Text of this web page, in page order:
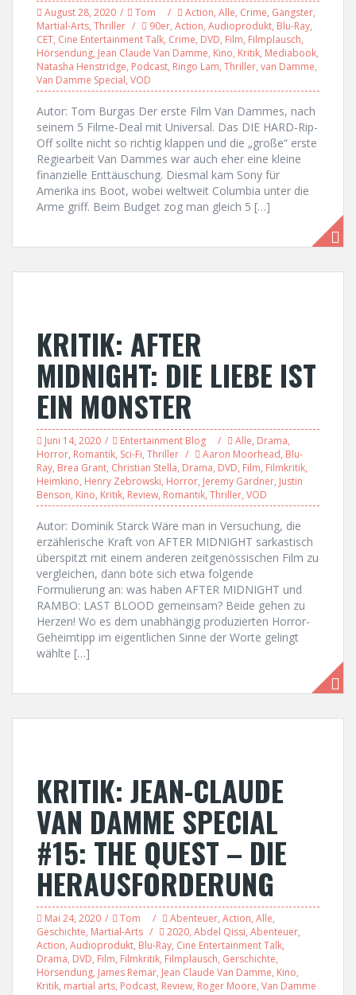
August 28, 2020 Tom Action, Alle, Crime, Gangster,
Martial-Arts, Thriller 90er, Action, Audioprodukt, Blu-Ray,
CET, Cine Entertainment Talk, Crime, DVD, Film, Filmplausch,
Hörsendung, Jean Claude Van Damme, Kino, Kritik, Mediabook,
Natasha Henstridge, Podcast, Ringo Lam, Thriller, van Damme,
Van Damme Special, VOD
Autor: Tom Burgas Der erste Film Van Dammes, nach
seinem 5 Filme-Deal mit Universal. Das DIE HARD-Rip-
Off sollte nicht so richtig klappen und die „große“ erste
Regiearbeit Van Dammes war auch eher eine kleine
finanzielle Enttäuschung. Diesmal kam Sony für
Amerika ins Boot, wobei weltweit Columbia unter die
Arme griff. Beim Budget zog man gleich 5 […]
KRITIK: AFTER
MIDNIGHT: DIE LIEBE IST
EIN MONSTER
Juni 14, 2020 Entertainment Blog Alle, Drama,
Horror, Romantik, Sci-Fi, Thriller Aaron Moorhead, Blu-
Ray, Brea Grant, Christian Stella, Drama, DVD, Film, Filmkritik,
Heimkino, Henry Zebrowski, Horror, Jeremy Gardner, Justin
Benson, Kino, Kritik, Review, Romantik, Thriller, VOD
Autor: Dominik Starck Wäre man in Versuchung, die
erzählerische Kraft von AFTER MIDNIGHT sarkastisch
überspitzt mit einem anderen zeitgenössischen Film zu
vergleichen, dann böte sich etwa folgende
Formulierung an: was haben AFTER MIDNIGHT und
RAMBO: LAST BLOOD gemeinsam? Beide gehen zu
Herzen! Wo es dem unabhängig produzierten Horror-
Geheimtipp im eigentlichen Sinne der Worte gelingt
wählte […]
KRITIK: JEAN-CLAUDE
VAN DAMME SPECIAL
#15: THE QUEST – DIE
HERAUSFORDERUNG
Mai 24, 2020 Tom Abenteuer, Action, Alle,
Geschichte, Martial-Arts 2020, Abdel Qissi, Abenteuer,
Action, Audioprodukt, Blu-Ray, Cine Entertainment Talk,
Drama, DVD, Film, Filmkritik, Filmplausch, Gerschichte,
Hörsendung, James Remar, Jean Claude Van Damme, Kino,
Kritik, martial arts, Podcast, Review, Roger Moore, Van Damme